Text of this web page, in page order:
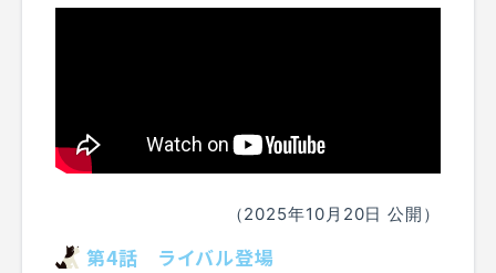
（2025年10月20日 公開）
第4話 ライバル登場